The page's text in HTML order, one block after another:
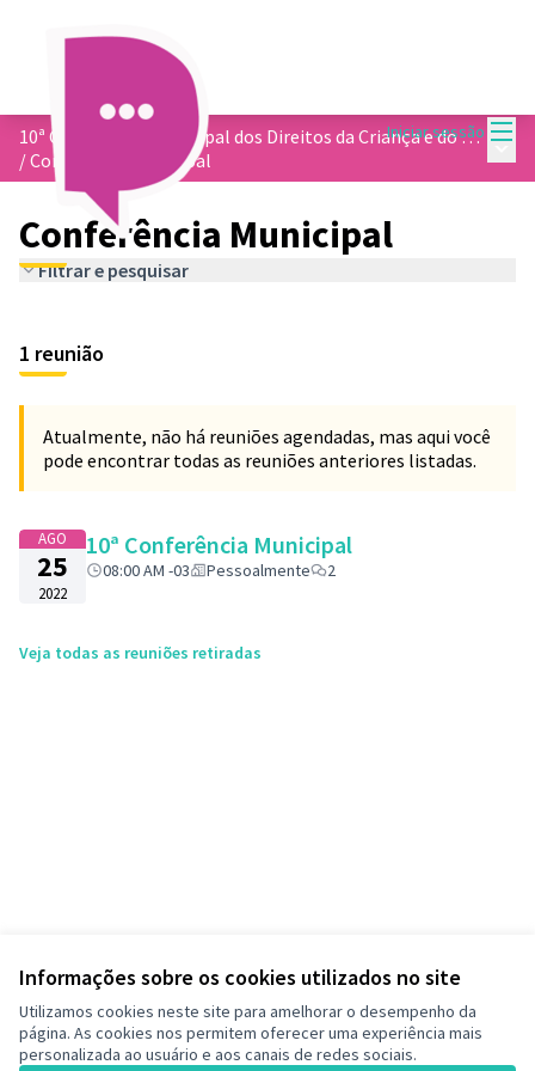
Informações sobre os cookies utilizados no site
Utilizamos cookies neste site para amelhorar o desempenho da
página. As cookies nos permitem oferecer uma experiência mais
personalizada ao usuário e aos canais de redes sociais.
Iniciar sessão
10ª Conferência Municipal dos Direitos da Criança e do Adolescentes
/Conferência Municipal
Conferência Municipal
Filtrar e pesquisar
1 reunião
Atualmente, não há reuniões agendadas, mas aqui você
pode encontrar todas as reuniões anteriores listadas.
AGO
25
2022
10ª Conferência Municipal
08:00 AM -03 Pessoalmente 2
Veja todas as reuniões retiradas